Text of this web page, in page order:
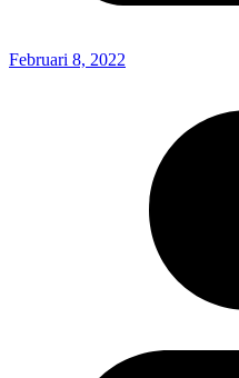
Februari 8, 2022